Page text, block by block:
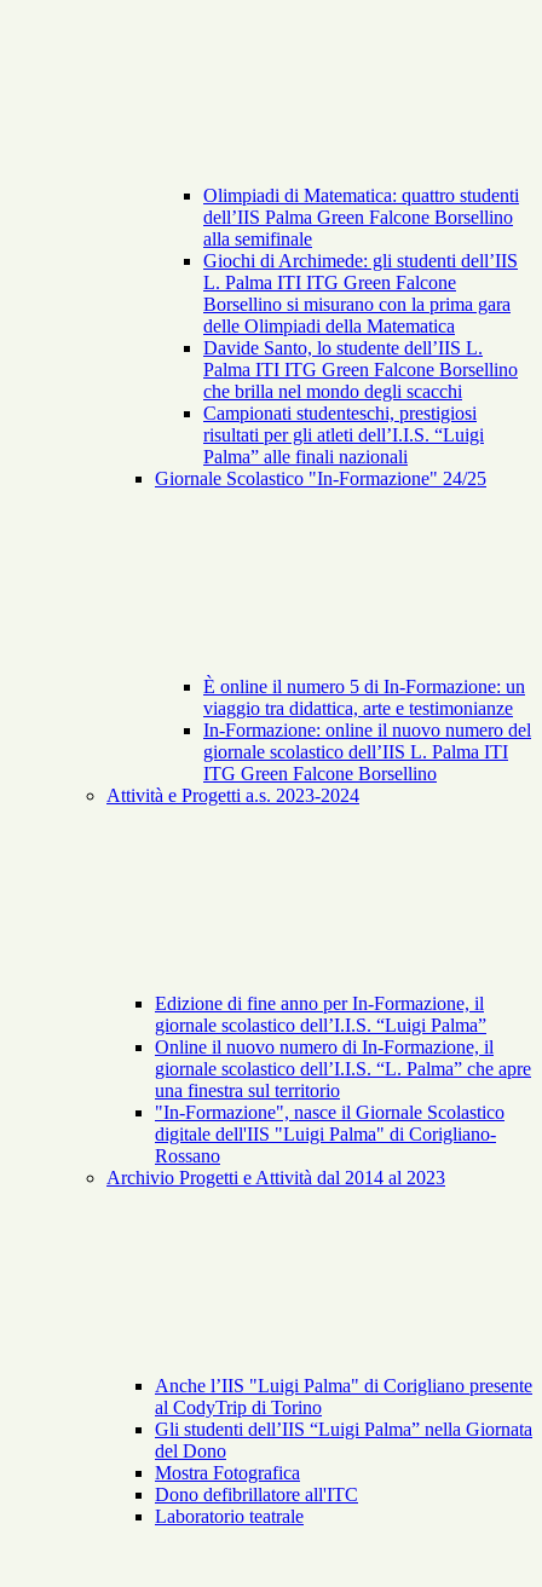
Olimpiadi di Matematica: quattro studenti
dell’IIS Palma Green Falcone Borsellino
alla semifinale
Giochi di Archimede: gli studenti dell’IIS
L. Palma ITI ITG Green Falcone
Borsellino si misurano con la prima gara
delle Olimpiadi della Matematica
Davide Santo, lo studente dell’IIS L.
Palma ITI ITG Green Falcone Borsellino
che brilla nel mondo degli scacchi
Campionati studenteschi, prestigiosi
risultati per gli atleti dell’I.I.S. “Luigi
Palma” alle finali nazionali
Giornale Scolastico "In-Formazione" 24/25
È online il numero 5 di In-Formazione: un
viaggio tra didattica, arte e testimonianze
In-Formazione: online il nuovo numero del
giornale scolastico dell’IIS L. Palma ITI
ITG Green Falcone Borsellino
Attività e Progetti a.s. 2023-2024
Edizione di fine anno per In-Formazione, il
giornale scolastico dell’I.I.S. “Luigi Palma”
Online il nuovo numero di In-Formazione, il
giornale scolastico dell’I.I.S. “L. Palma” che apre
una finestra sul territorio
"In-Formazione", nasce il Giornale Scolastico
digitale dell'IIS "Luigi Palma" di Corigliano-
Rossano
Archivio Progetti e Attività dal 2014 al 2023
Anche l’IIS "Luigi Palma" di Corigliano presente
al CodyTrip di Torino
Gli studenti dell’IIS “Luigi Palma” nella Giornata
del Dono
Mostra Fotografica
Dono defibrillatore all'ITC
Laboratorio teatrale